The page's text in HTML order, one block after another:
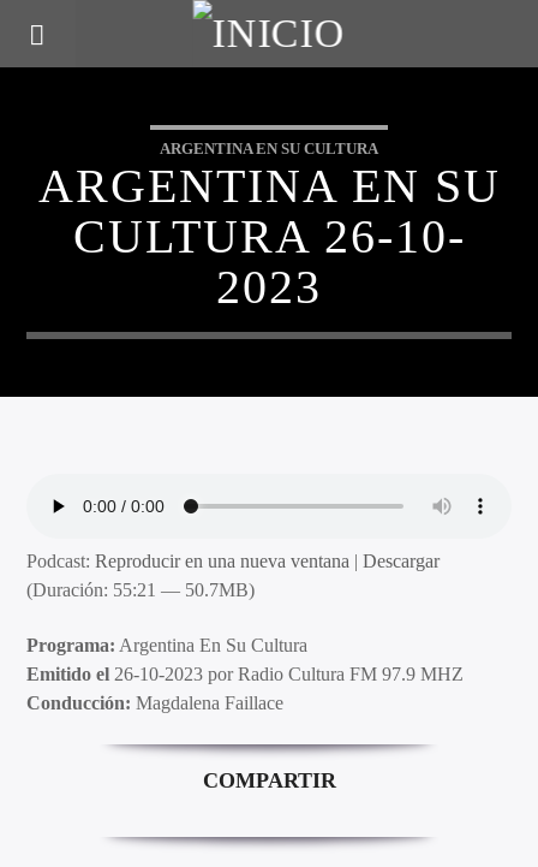
ARGENTINA EN SU CULTURA
ARGENTINA EN SU
CULTURA 26-10-
2023
Podcast:Reproducir en una nueva ventana |Descargar
(Duración: 55:21 — 50.7MB)
Programa: Argentina En Su Cultura
Emitido el 26-10-2023 por Radio Cultura FM 97.9 MHZ
Conducción: Magdalena Faillace
COMPARTIR